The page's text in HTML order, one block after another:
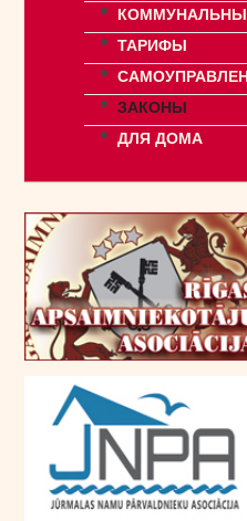
ТАРИФЫ
ЗАКОНЫ
ДЛЯ ДОМА